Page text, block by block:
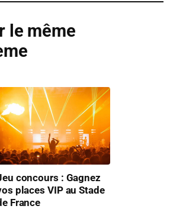
le même
concours : Gagnez
places VIP au Stade
France